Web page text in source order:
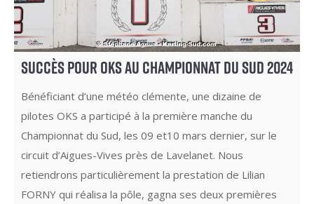
SUCCÈS POUR OKS AU CHAMPIONNAT DU SUD 2024
Bénéficiant d’une météo clémente, une dizaine de
pilotes OKS a participé à la première manche du
Championnat du Sud, les 09 et10 mars dernier, sur le
circuit d’Aigues-Vives près de Lavelanet. Nous
retiendrons particulièrement la prestation de Lilian
FORNY qui réalisa la pôle, gagna ses deux premières